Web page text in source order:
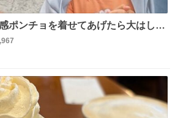
ポンチョを着せてあげたら大はしゃ
。 こんな素敵な代物を提供してくれ